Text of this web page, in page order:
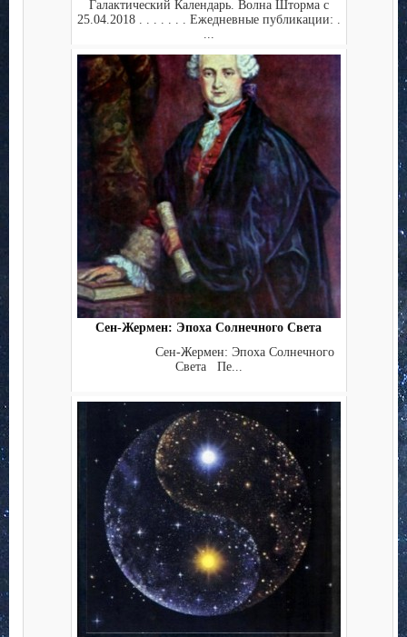
Галактический Календарь. Волна Шторма с
25.04.2018 . . . . . . . Ежедневные публикации: .
Сен-Жермен: Эпоха Солнечного Света
Сен-Жермен: Эпоха Солнечного
Света Пе...